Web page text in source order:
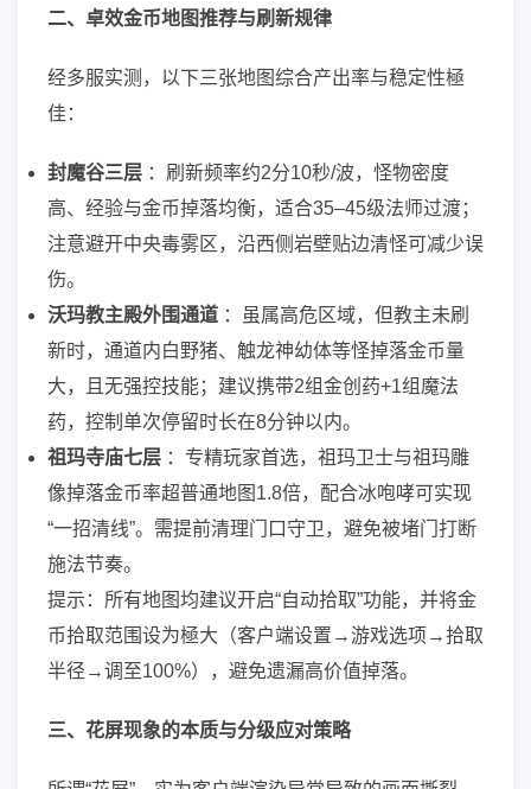
二、卓效金币地图推荐与刷新规律
经多服实测，以下三张地图综合产出率与稳定性極
佳：
封魔谷三层 ：刷新频率约2分10秒/波，怪物密度
高、经验与金币掉落均衡，适合35–45级法师过渡；
注意避开中央毒雾区，沿西侧岩壁贴边清怪可减少误
伤。
沃玛教主殿外围通道 ：虽属高危区域，但教主未刷
新时，通道内白野猪、触龙神幼体等怪掉落金币量
大，且无强控技能；建议携带2组金创药+1组魔法
药，控制单次停留时长在8分钟以内。
祖玛寺庙七层 ：专精玩家首选，祖玛卫士与祖玛雕
像掉落金币率超普通地图1.8倍，配合冰咆哮可实现
“一招清线”。需提前清理门口守卫，避免被堵门打断
施法节奏。
提示：所有地图均建议开启“自动拾取”功能，并将金
币拾取范围设为極大（客户端设置→游戏选项→拾取
半径→调至100%），避免遗漏高价值掉落。
三、花屏现象的本质与分级应对策略